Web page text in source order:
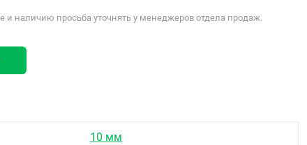
наличию просьба уточнять у менеджеров отдела продаж.
10 мм